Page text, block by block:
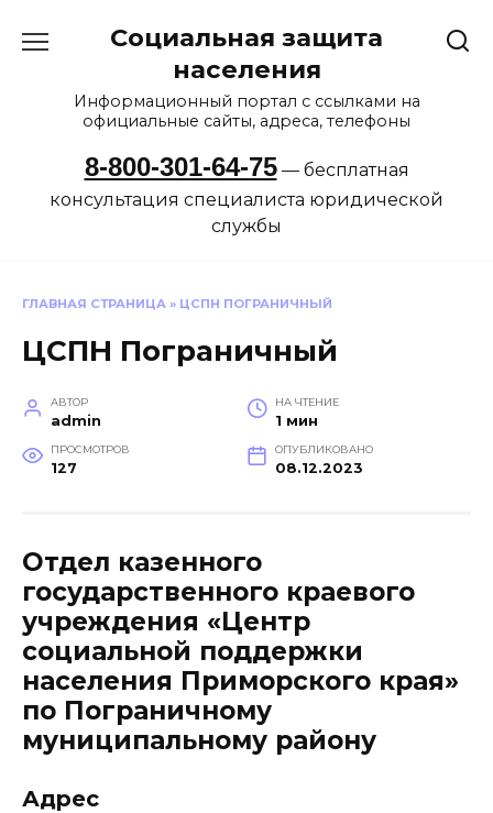
Социальная защита
населения
Информационный портал с ссылками на
официальные сайты, адреса, телефоны
8-800-301-64-75— бесплатная
консультация специалиста юридической
службы
ГЛАВНАЯ СТРАНИЦА » ЦСПН ПОГРАНИЧНЫЙ
ЦСПН Пограничный
АВТОР
admin
НА ЧТЕНИЕ
1 мин
ПРОСМОТРОВ
127
ОПУБЛИКОВАНО
08.12.2023
Отдел казенного
государственного краевого
учреждения «Центр
социальной поддержки
населения Приморского края»
по Пограничному
муниципальному району
Адрес